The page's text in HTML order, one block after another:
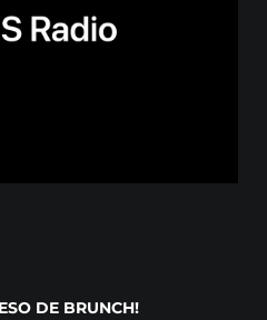
DE BRUNCH!